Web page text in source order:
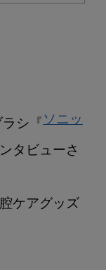
シ『 ソニッ
タビューさ
ケアグッズ